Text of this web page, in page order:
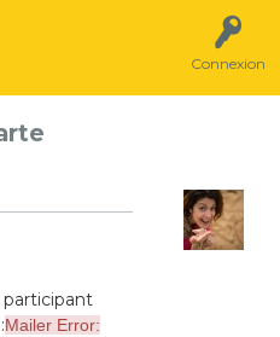
Connexion
participant
Mailer Error: